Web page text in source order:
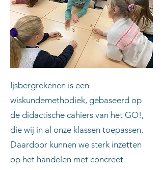
Ijsbergrekenen is een
wiskundemethodiek, gebaseerd op
de didactische cahiers van het GO!,
die wij in al onze klassen toepassen.
Daardoor kunnen we sterk inzetten
op het handelen met concreet